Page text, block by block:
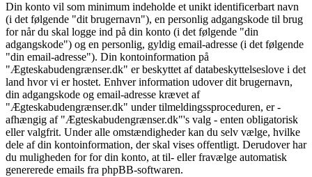
Din konto vil som minimum indeholde et unikt identificerbart navn
(i det følgende "dit brugernavn"), en personlig adgangskode til brug
for når du skal logge ind på din konto (i det følgende "din
adgangskode") og en personlig, gyldig email-adresse (i det følgende
"din email-adresse"). Din kontoinformation på
"Ægteskabudengrænser.dk" er beskyttet af databeskyttelseslove i det
land hvor vi er hostet. Enhver information udover dit brugernavn,
din adgangskode og email-adresse krævet af
"Ægteskabudengrænser.dk" under tilmeldingssproceduren, er -
afhængig af "Ægteskabudengrænser.dk"'s valg - enten obligatorisk
eller valgfrit. Under alle omstændigheder kan du selv vælge, hvilke
dele af din kontoinformation, der skal vises offentligt. Derudover har
du muligheden for for din konto, at til- eller fravælge automatisk
genererede emails fra phpBB-softwaren.